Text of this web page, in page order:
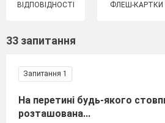
ВІДПОВІДНОСТІ ФЛЕШ-КАРТКИ
33 запитання
Запитання 1
На перетині будь-якого
розташована...